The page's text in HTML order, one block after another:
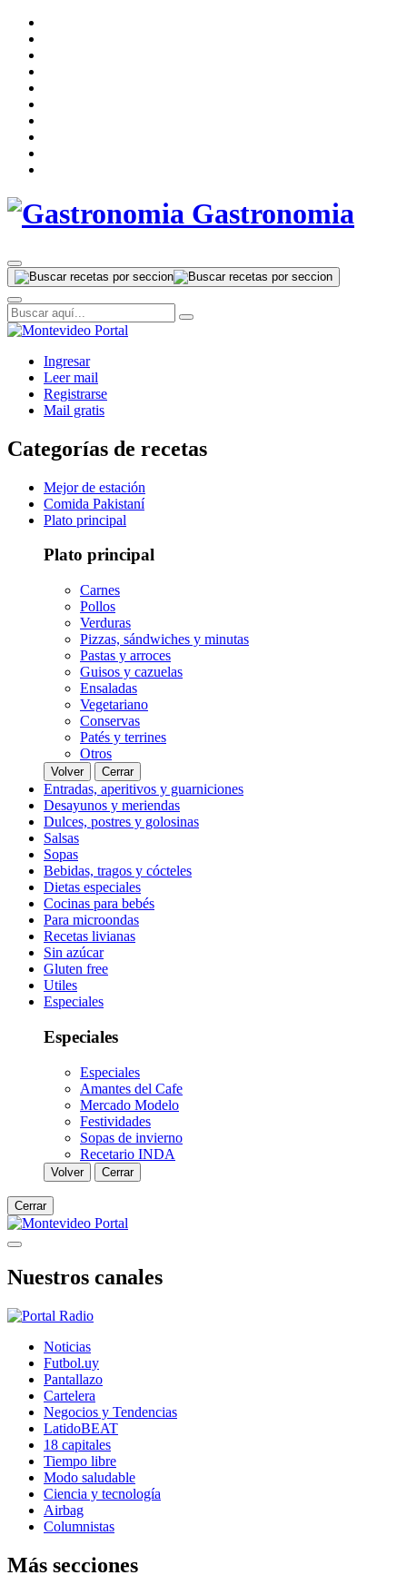
Gastronomia
Ingresar
Leer mail
Registrarse
Mail gratis
Categorías de recetas
Mejor de estación
Comida Pakistaní
Plato principal
Plato principal
Carnes
Pollos
Verduras
Pizzas, sándwiches y minutas
Pastas y arroces
Guisos y cazuelas
Ensaladas
Vegetariano
Conservas
Patés y terrines
Otros
Volver Cerrar
Entradas, aperitivos y guarniciones
Desayunos y meriendas
Dulces, postres y golosinas
Salsas
Sopas
Bebidas, tragos y cócteles
Dietas especiales
Cocinas para bebés
Para microondas
Recetas livianas
Sin azúcar
Gluten free
Utiles
Especiales
Especiales
Especiales
Amantes del Cafe
Mercado Modelo
Festividades
Sopas de invierno
Recetario INDA
Volver Cerrar
Cerrar
Nuestros canales
Noticias
Futbol.uy
Pantallazo
Cartelera
Negocios y Tendencias
LatidoBEAT
18 capitales
Tiempo libre
Modo saludable
Ciencia y tecnología
Airbag
Columnistas
Más secciones